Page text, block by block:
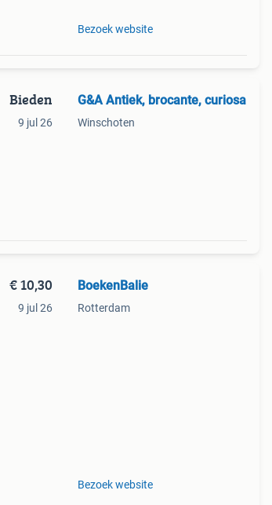
Bezoek website
Bieden
9 jul 26
G&A Antiek, brocante, curiosa
Winschoten
€ 10,30
9 jul 26
BoekenBalie
Rotterdam
Bezoek website